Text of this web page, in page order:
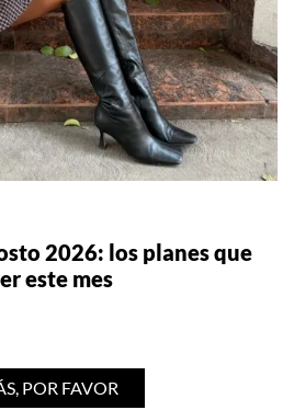
2026: los planes que
este mes
POR FAVOR